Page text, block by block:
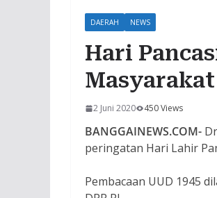
DAERAH NEWS
Hari
2 Juni 2020 450 Views
BANGGAINEWS.COM-
peringatan Hari Lahir
Pembacaan UUD 1945